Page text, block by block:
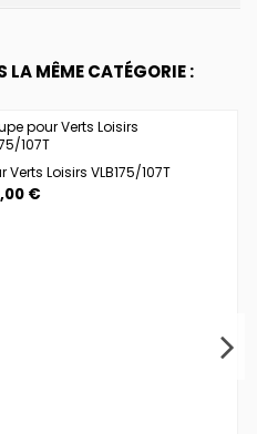
LA MÊME CATÉGORIE :
Loisirs VLB175/107T
€